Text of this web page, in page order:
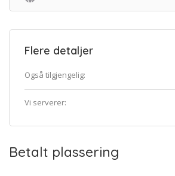
Flere detaljer
Også tilgjengelig:
Vi serverer:
Betalt plassering